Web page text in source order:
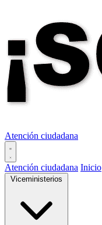
Atención ciudadana
Atención ciudadana Inicio
Viceministerios